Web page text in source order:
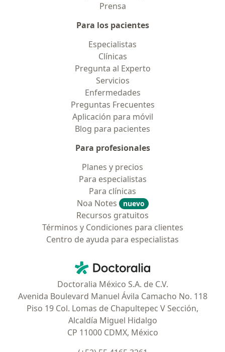
Prensa
Para los pacientes
Especialistas
Clínicas
Pregunta al Experto
Servicios
Enfermedades
Preguntas Frecuentes
Aplicación para móvil
Blog para pacientes
Para profesionales
Planes y precios
Para especialistas
Para clínicas
Noa Notes
nuevo
Recursos gratuitos
Términos y Condiciones para clientes
Centro de ayuda para especialistas
Doctoralia - Página de inicio
Doctoralia México S.A. de C.V.
Avenida Boulevard Manuel Ávila Camacho No. 118
Piso 19 Col. Lomas de Chapultepec V Sección,
Alcaldía Miguel Hidalgo
CP 11000 CDMX, México